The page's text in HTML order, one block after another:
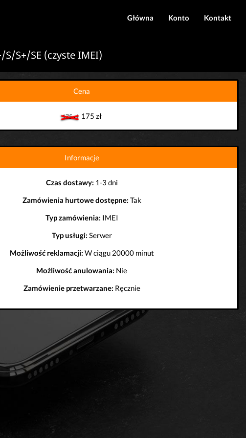
Główna Konto Kontakt
S+/SE (czyste IMEI)
Cena
175 zł175 zł
Informacje
Czas dostawy: 1-3 dni
Zamówienia hurtowe dostępne: Tak
Typ zamówienia: IMEI
Typ usługi: Serwer
Możliwość reklamacji: W ciągu 20000 minut
Możliwość anulowania: Nie
Zamówienie przetwarzane: Ręcznie